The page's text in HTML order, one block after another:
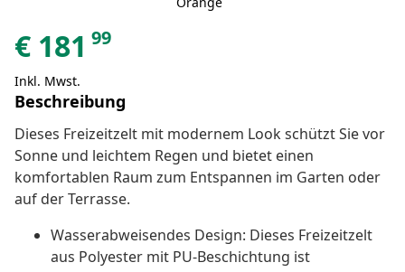
€ 181 99
Inkl. Mwst.
Beschreibung
Dieses Freizeitzelt mit modernem Look schützt Sie vor
Sonne und leichtem Regen und bietet einen
komfortablen Raum zum Entspannen im Garten oder
auf der Terrasse.
Wasserabweisendes Design: Dieses Freizeitzelt
aus Polyester mit PU-Beschichtung ist